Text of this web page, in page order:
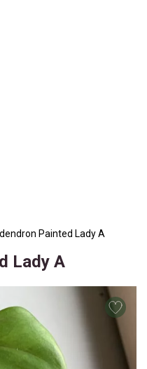
Painted Lady A
Lady A